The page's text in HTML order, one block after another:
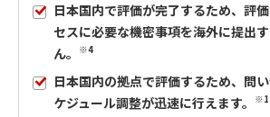
日本国内で評価が完了するため、評
セスに必要な機密事項を海外に提出
ん。
※4
日本国内の拠点で評価するため、問
ケジュール調整が迅速に行えます。
※1